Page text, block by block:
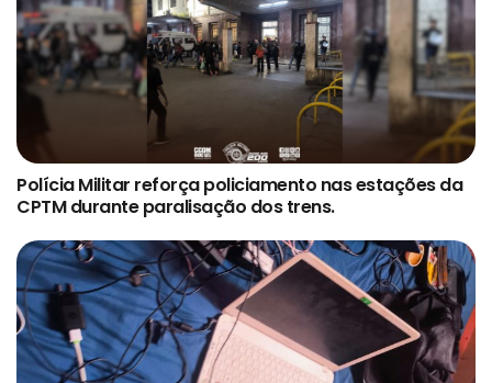
Polícia Militar reforça policiamento nas estações da
CPTM durante paralisação dos trens.